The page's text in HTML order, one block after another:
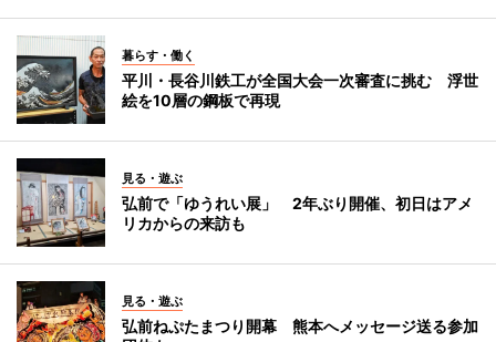
暮らす・働く
平川・長谷川鉄工が全国大会一次審査に挑む 浮世
絵を10層の鋼板で再現
見る・遊ぶ
弘前で「ゆうれい展」 2年ぶり開催、初日はアメ
リカからの来訪も
見る・遊ぶ
弘前ねぷたまつり開幕 熊本へメッセージ送る参加